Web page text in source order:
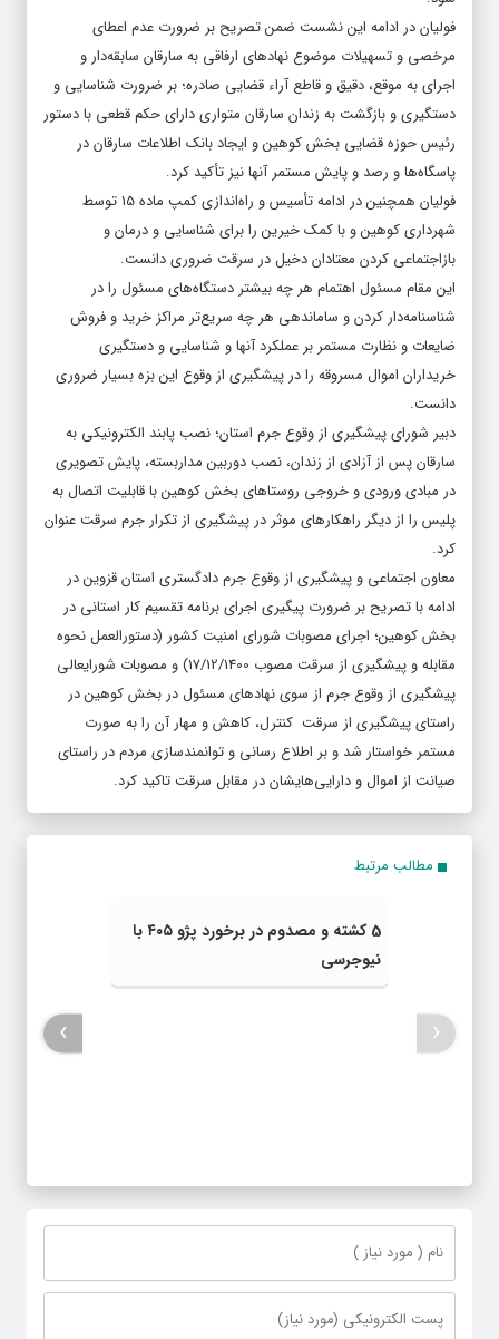
فولیان در ادامه این نشست ضمن تصریح بر ضرورت عدم اعطای
مرخصی و تسهیلات موضوع نهادهای ارفاقی به سارقان سابقه‌دار و
اجرای به موقع، دقیق و قاطع آراء قضایی صادره؛ بر ضرورت شناسایی و
دستگیری و بازگشت به زندان سارقان متواری دارای حکم قطعی با دستور
رئیس حوزه قضایی بخش کوهین و ایجاد بانک اطلاعات سارقان در
پاسگاه‌ها و رصد و پایش مستمر آنها نیز تأکید کرد.
فولیان همچنین در ادامه تأسیس و راه‌اندازی کمپ ماده 15 توسط
شهرداری کوهین و با کمک خیرین را برای شناسایی و درمان و
بازاجتماعی کردن معتادان دخیل در سرقت ضروری دانست.
این مقام مسئول اهتمام هر چه بیشتر دستگاه‌های مسئول را در
شناسنامه‌دار کردن و ساماندهی هر چه سریع‌تر مراکز خرید و فروش
ضایعات و نظارت مستمر بر عملکرد آنها و شناسایی و دستگیری
خریداران اموال مسروقه را در پیشگیری از وقوع این بزه بسیار ضروری
دانست.
دبیر شورای پیشگیری از وقوع جرم استان؛ نصب پابند الکترونیکی به
سارقان پس از آزادی از زندان، نصب دوربین مداربسته، پایش تصویری
در مبادی ورودی و خروجی روستاهای بخش کوهین با قابلیت اتصال به
پلیس را از دیگر راهکارهای موثر در پیشگیری از تکرار جرم سرقت عنوان
کرد.
معاون اجتماعی و پیشگیری از وقوع جرم دادگستری استان قزوین در
ادامه با تصریح بر ضرورت پیگیری اجرای برنامه تقسیم کار استانی در
بخش کوهین؛ اجرای مصوبات شورای امنیت کشور (دستورالعمل نحوه
مقابله و پیشگیری از سرقت مصوب 17/12/1400) و مصوبات شورایعالی
پیشگیری از وقوع جرم از سوی نهادهای مسئول در بخش کوهین در
راستای پیشگیری از سرقت کنترل، کاهش و مهار آن را به صورت
مستمر خواستار شد و بر اطلاع رسانی و توانمندسازی مردم در راستای
صیانت از اموال و دارایی‌هایشان در مقابل سرقت تاکید کرد.
مطالب مرتبط
5 کشته و مصدوم در برخورد پژو ۴۰۵ با
نیوجرسی
‹
›